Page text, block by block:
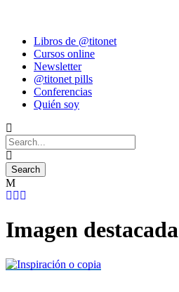
Libros de @titonet
Cursos online
Newsletter
@titonet pills
Conferencias
Quién soy
Imagen